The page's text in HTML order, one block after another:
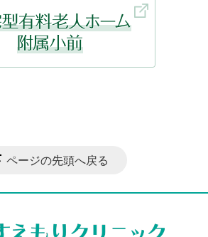
ページの先頭へ戻る